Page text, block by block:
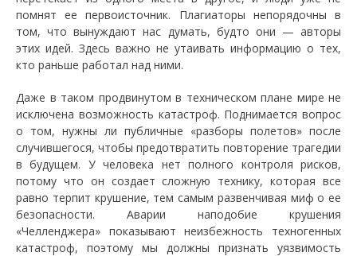
помнят ее первоисточник. Плагиаторы непорядочны в
том, что вынуждают нас думать, будто они — авторы
этих идей. Здесь важно не утаивать информацию о тех,
кто раньше работал над ними.
Даже в таком продвинутом в техническом плане мире не
исключена возможность катастроф. Поднимается вопрос
о том, нужны ли публичные «разборы полетов» после
случившегося, чтобы предотвратить повторение трагедии
в будущем. У человека нет полного контроля рисков,
потому что он создает сложную технику, которая все
равно терпит крушение, тем самым развенчивая миф о ее
безопасности. Аварии наподобие крушения
«Челленджера» показывают неизбежность техногенных
катастроф, поэтому мы должны признать уязвимость